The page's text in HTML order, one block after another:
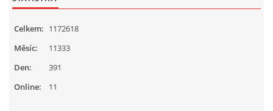
Online: 11
Celkem: 1172618
Měsíc:
11333
Den:
391